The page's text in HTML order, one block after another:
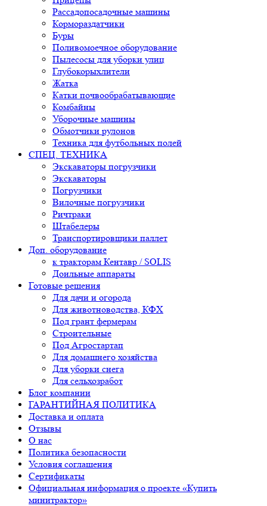
Рассадопосадочные машины
Кормораздатчики
Буры
Поливомоечное оборудование
Пылесосы для уборки улиц
Глубокорыхлители
Жатка
Катки почвообрабатывающие
Комбайны
Уборочные машины
Обмотчики рулонов
Техника для футбольных полей
СПЕЦ. ТЕХНИКА
Экскаваторы погрузчики
Экскаваторы
Погрузчики
Вилочные погрузчики
Ричтраки
Штабелеры
Транспортировщики паллет
Доп. оборудование
к тракторам Кентавр / SOLIS
Доильные аппараты
Готовые решения
Для дачи и огорода
Для животноводства, КФХ
Под грант фермерам
Строительные
Под Агростартап
Для домашнего хозяйства
Для уборки снега
Для сельхозработ
Блог компании
ГАРАНТИЙНАЯ ПОЛИТИКА
Доставка и оплата
Отзывы
О нас
Политика безопасности
Условия соглашения
Сертификаты
Официальная информация о проекте «Купить
минитрактор»